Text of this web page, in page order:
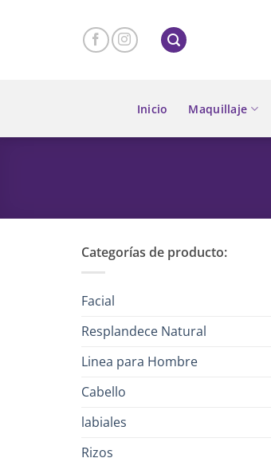
Inicio Maquillaje
Categorías de producto:
Facial
Resplandece Natural
Linea para Hombre
Cabello
labiales
Rizos